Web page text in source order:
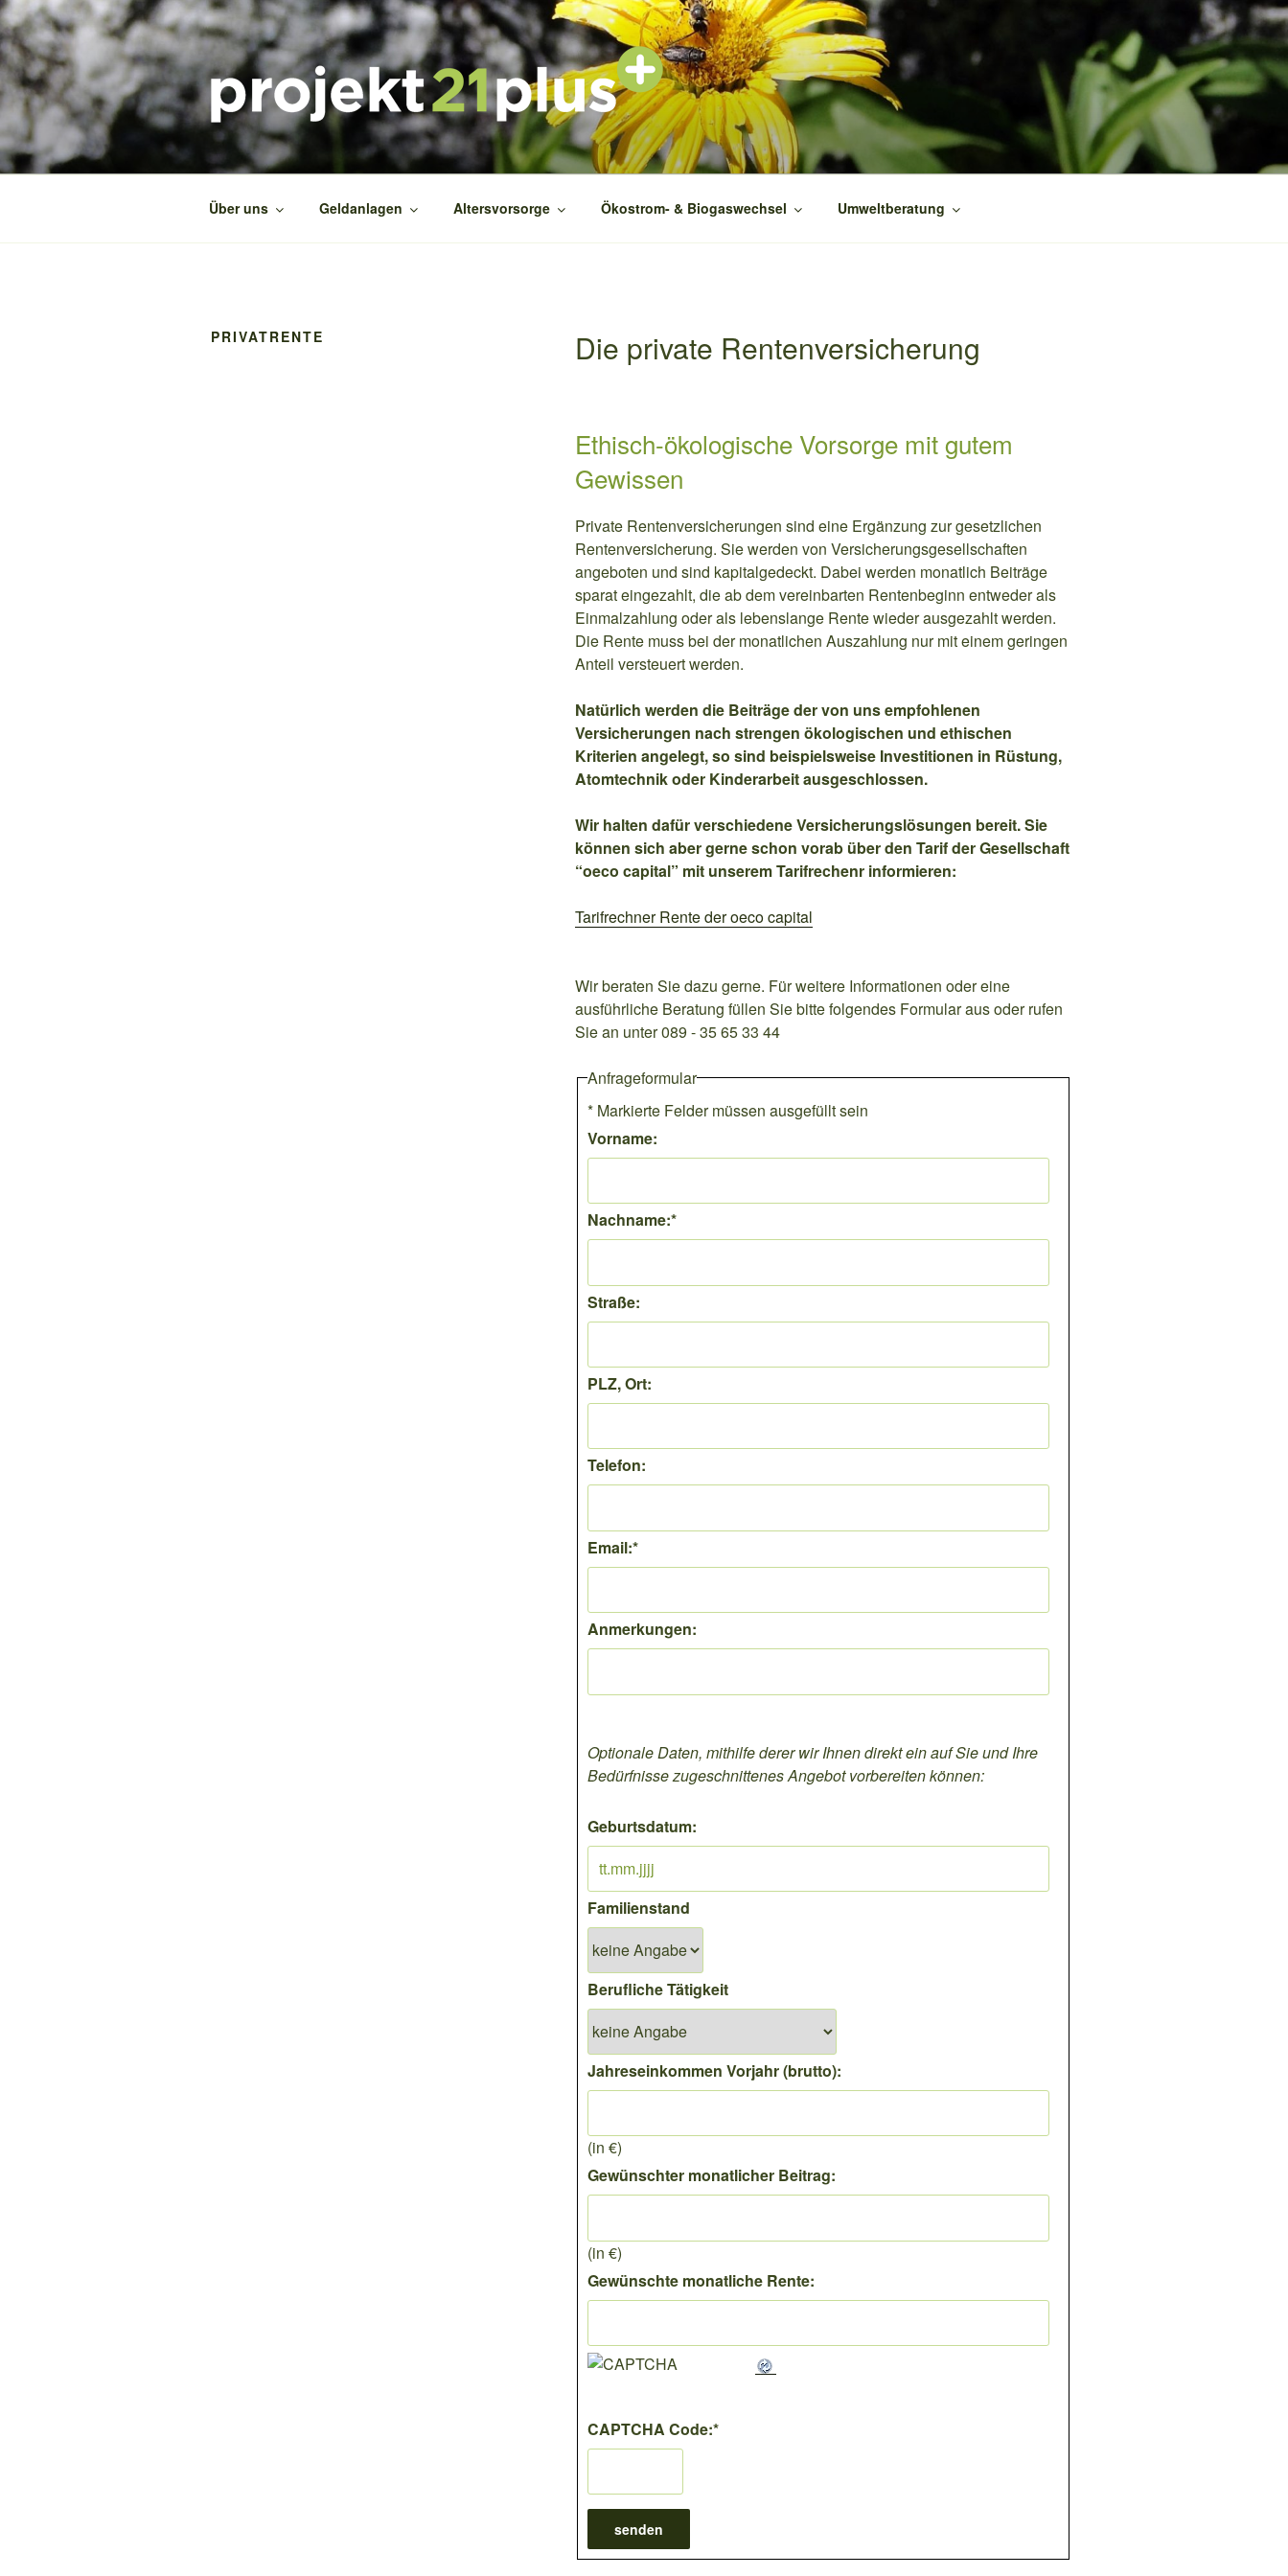
Zum
Inhalt
springen
PROJEKT21PLUS
Das ökologische Beratungsprojekt
Über uns Geldanlagen Altersvorsorge Ökostrom- & Biogaswechsel Umweltberatung
PRIVATRENTE Die private Rentenversicherung
Ethisch-ökologische Vorsorge mit gutem
Gewissen
Private Rentenversicherungen sind eine Ergänzung zur gesetzlichen
Rentenversicherung. Sie werden von Versicherungsgesellschaften
angeboten und sind kapitalgedeckt. Dabei werden monatlich Beiträge
sparat eingezahlt, die ab dem vereinbarten Rentenbeginn entweder als
Einmalzahlung oder als lebenslange Rente wieder ausgezahlt werden.
Die Rente muss bei der monatlichen Auszahlung nur mit einem geringen
Anteil versteuert werden.
Natürlich werden die Beiträge der von uns empfohlenen
Versicherungen nach strengen ökologischen und ethischen
Kriterien angelegt, so sind beispielsweise Investitionen in Rüstung,
Atomtechnik oder Kinderarbeit ausgeschlossen.
Wir halten dafür verschiedene Versicherungslösungen bereit. Sie
können sich aber gerne schon vorab über den Tarif der Gesellschaft
“oeco capital” mit unserem Tarifrechenr informieren:
Tarifrechner Rente der oeco capital
Wir beraten Sie dazu gerne. Für weitere Informationen oder eine
ausführliche Beratung füllen Sie bitte folgendes Formular aus oder rufen
Sie an unter 089 - 35 65 33 44
Anfrageformular
* Markierte Felder müssen ausgefüllt sein
Vorname:
Nachname:*
Straße:
PLZ, Ort:
Telefon:
Email:*
Anmerkungen:
Optionale Daten, mithilfe derer wir Ihnen direkt ein auf Sie und Ihre
Bedürfnisse zugeschnittenes Angebot vorbereiten können:
Geburtsdatum:
Familienstand
Berufliche Tätigkeit
Jahreseinkommen Vorjahr (brutto):
(in €)
Gewünschter monatlicher Beitrag:
(in €)
Gewünschte monatliche Rente:
CAPTCHA Code:*